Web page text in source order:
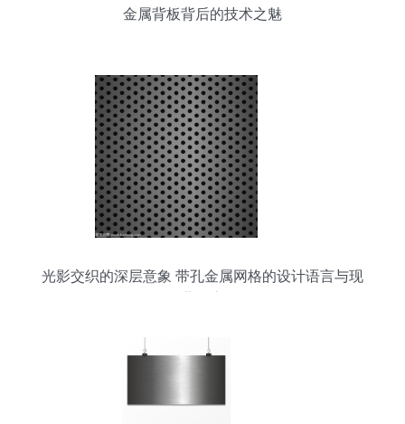
金属背板背后的技术之魅
光影交织的深层意象 带孔金属网格的设计语言与现